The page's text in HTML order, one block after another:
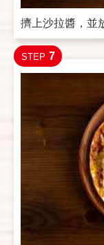
擠上沙拉醬，並
STEP 7